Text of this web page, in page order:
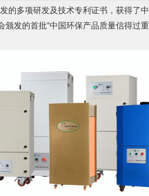
的多项研发及技术专利证书，获得了
颁发的首批“中国环保产品质量信得过